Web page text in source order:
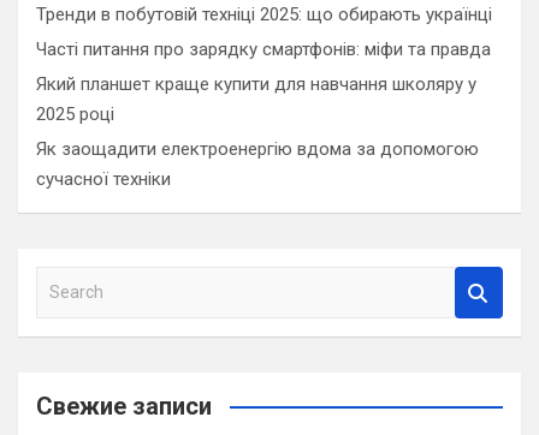
Тренди в побутовій техніці 2025: що обирають українці
Часті питання про зарядку смартфонів: міфи та правда
Який планшет краще купити для навчання школяру у
2025 році
Як заощадити електроенергію вдома за допомогою
сучасної техніки
a
c
Свежие записи